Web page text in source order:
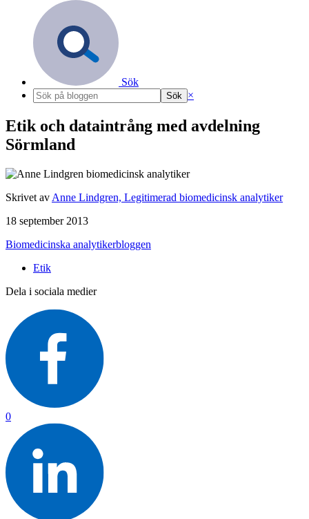
Sök
×
Etik och dataintrång med avdelning
Sörmland
Skrivet av Anne Lindgren, Legitimerad biomedicinsk analytiker
18 september 2013
Biomedicinska analytikerbloggen
Etik
Dela i sociala medier
0